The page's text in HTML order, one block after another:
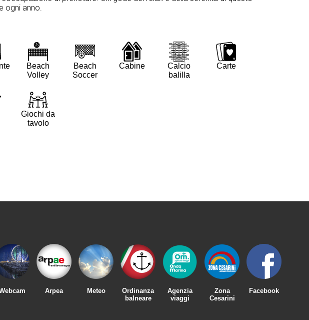
ogni anno.
Beach
Volley
Beach
Soccer
Cabine
Calcio
balilla
Carte
Giochi da
tavolo
Arpea Meteo
Ordinanza
balneare
Agenzia
viaggi
Zona
Cesarini
Facebook